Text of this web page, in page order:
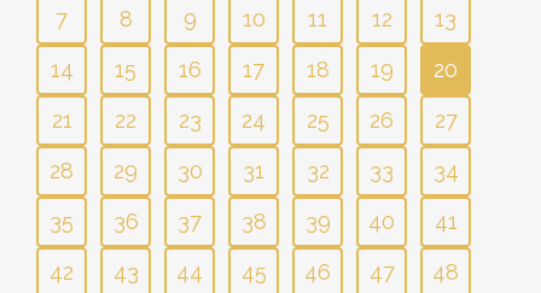
7
8 9 10 11 12
13
14
15 16 17 18 19
20
21
22 23 24 25 26
27
28
29 30 31 32 33
34
35
36 37 38 39 40
41
42
43 44 45 46 47
48